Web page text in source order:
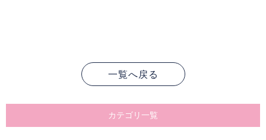
一覧へ戻る
カテゴリ一覧